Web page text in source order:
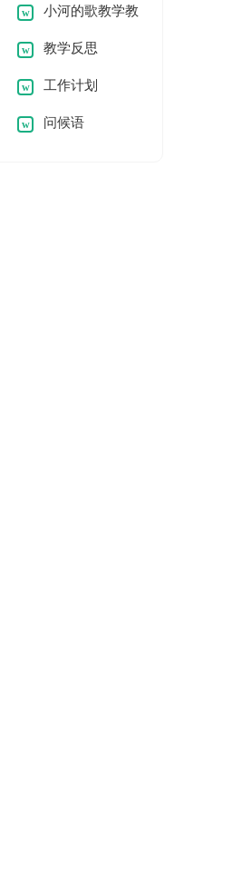
书（通用15篇）
小河的歌教学教
案 教学反思
工作计划
问候语